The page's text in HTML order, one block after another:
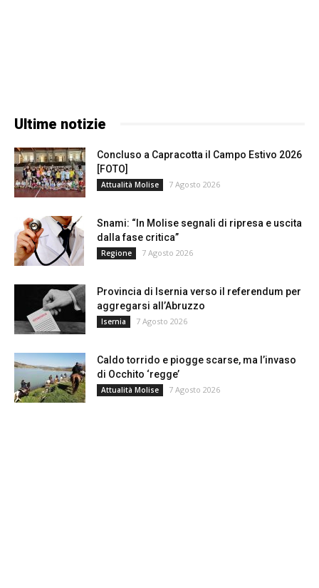
Ultime notizie
Concluso a Capracotta il Campo Estivo 2026
[FOTO]
Attualità Molise 7 Agosto 2026
Snami: “In Molise segnali di ripresa e uscita
dalla fase critica”
Regione 7 Agosto 2026
Provincia di Isernia verso il referendum per
aggregarsi all’Abruzzo
Isernia 7 Agosto 2026
Caldo torrido e piogge scarse, ma l’invaso
di Occhito ‘regge’
Attualità Molise 7 Agosto 2026